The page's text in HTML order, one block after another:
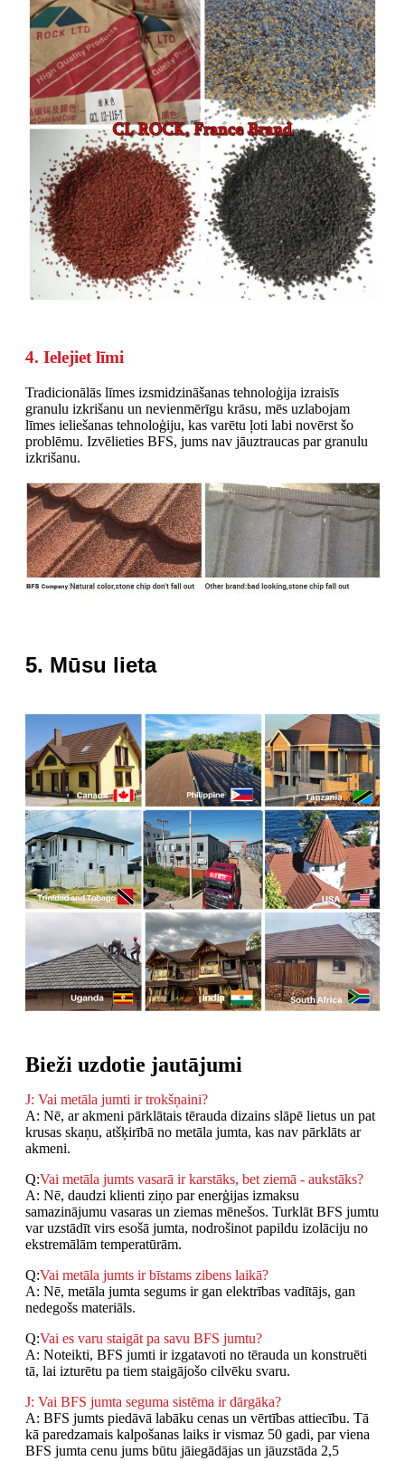
4. Ielejiet līmi
Tradicionālās līmes izsmidzināšanas tehnoloģija izraisīs
granulu izkrišanu un nevienmērīgu krāsu, mēs uzlabojam
līmes ieliešanas tehnoloģiju, kas varētu ļoti labi novērst šo
problēmu. Izvēlieties BFS, jums nav jāuztraucas par granulu
izkrišanu.
5. Mūsu lieta
Bieži uzdotie jautājumi
J: Vai metāla jumti ir trokšņaini?
A: Nē, ar akmeni pārklātais tērauda dizains slāpē lietus un pat
krusas skaņu, atšķirībā no metāla jumta, kas nav pārklāts ar
akmeni.
Q:Vai metāla jumts vasarā ir karstāks, bet ziemā - aukstāks?
A: Nē, daudzi klienti ziņo par enerģijas izmaksu
samazinājumu vasaras un ziemas mēnešos. Turklāt BFS jumtu
var uzstādīt virs esošā jumta, nodrošinot papildu izolāciju no
ekstremālām temperatūrām.
Q:Vai metāla jumts ir bīstams zibens laikā?
A: Nē, metāla jumta segums ir gan elektrības vadītājs, gan
nedegošs materiāls.
Q:Vai es varu staigāt pa savu BFS jumtu?
A: Noteikti, BFS jumti ir izgatavoti no tērauda un konstruēti
tā, lai izturētu pa tiem staigājošo cilvēku svaru.
J: Vai BFS jumta seguma sistēma ir dārgāka?
A: BFS jumts piedāvā labāku cenas un vērtības attiecību. Tā
kā paredzamais kalpošanas laiks ir vismaz 50 gadi, par viena
BFS jumta cenu jums būtu jāiegādājas un jāuzstāda 2,5